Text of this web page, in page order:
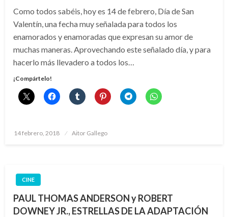
Como todos sabéis, hoy es 14 de febrero, Día de San
Valentín, una fecha muy señalada para todos los
enamorados y enamoradas que expresan su amor de
muchas maneras. Aprovechando este señalado día, y para
hacerlo más llevadero a todos los…
¡Compártelo!
Publicado
14 febrero, 2018 Aitor Gallego
CINE
PAUL THOMAS ANDERSON y ROBERT
DOWNEY JR., ESTRELLAS DE LA ADAPTACIÓN